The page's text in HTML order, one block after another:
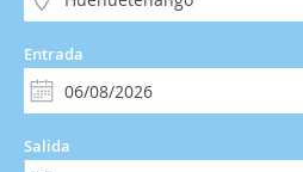
Entrada
Salida